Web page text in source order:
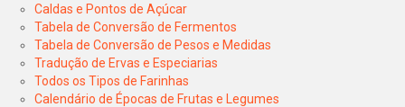
Caldas e Pontos de Açúcar
Tabela de Conversão de Fermentos
Tabela de Conversão de Pesos e Medidas
Tradução de Ervas e Especiarias
Todos os Tipos de Farinhas
Calendário de Épocas de Frutas e Legumes